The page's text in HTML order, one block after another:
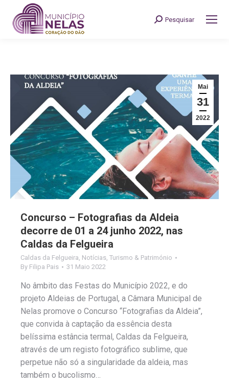
Search:
Pesquisar
Mai
31
2022
Concurso – Fotografias da Aldeia
decorre de 01 a 24 junho 2022, nas
Caldas da Felgueira
Caldas da Felgueira, Notícias, Turismo & Património
By Filipa Pais 31 Maio 2022
No âmbito das Festas do Município 2022, e do
projeto Aldeias de Portugal, a Câmara Municipal de
Nelas promove o Concurso “Fotografias da Aldeia”,
que convida à captação da essência desta
belíssima estância termal, Caldas da Felgueira,
através de um registo fotográfico sublime, que
perpetue não só a singularidade da aldeia, mas
também o bucolismo…